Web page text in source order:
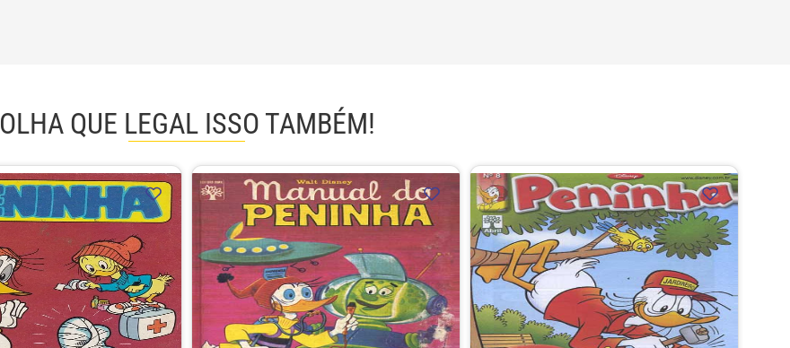
OLHA QUE LEGAL ISSO TAMBÉM!